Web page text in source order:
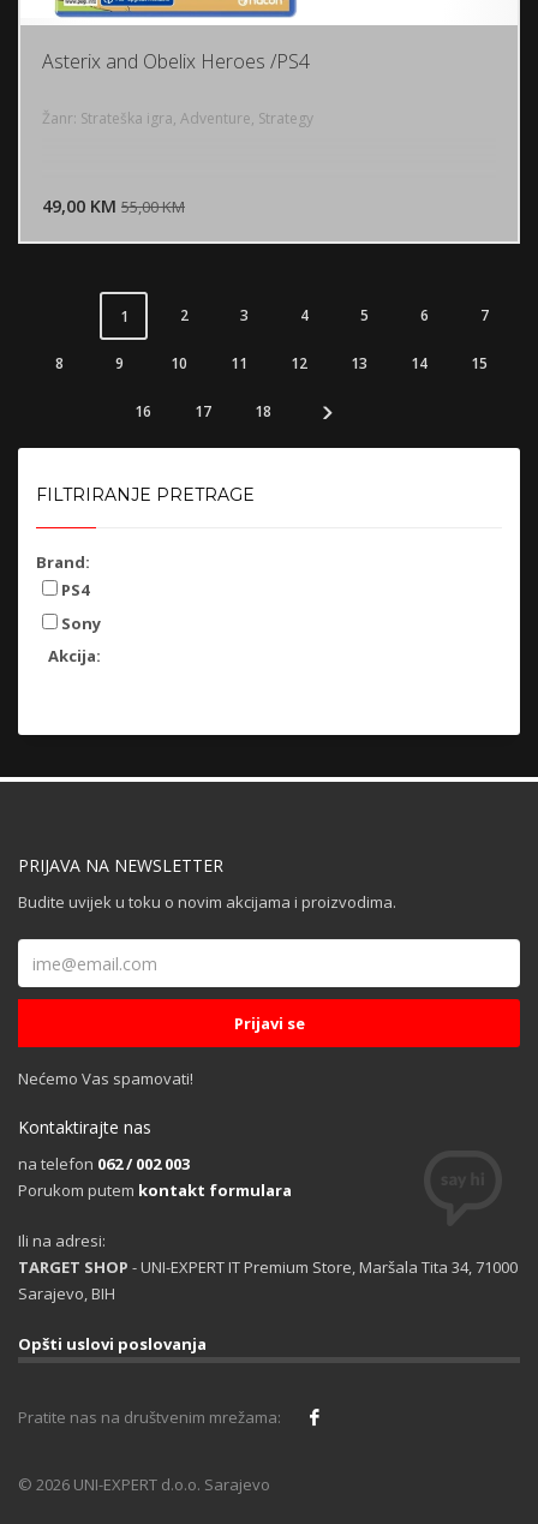
Asterix and Obelix Heroes /PS4
Žanr: Strateška igra, Adventure, Strategy
49,00 KM 55,00 KM
1 2 3 4 5 6 7
8 9 10 11 12 13 14 15
16 17 18
FILTRIRANJE PRETRAGE
Brand:
PS4
Sony
Akcija:
PRIJAVA NA NEWSLETTER
Budite uvijek u toku o novim akcijama i proizvodima.
Nećemo Vas spamovati!
Kontaktirajte nas
na telefon 062 / 002 003
Porukom putem kontakt formulara
Ili na adresi:
TARGET SHOP - UNI-EXPERT IT Premium Store, Maršala Tita 34, 71000
Sarajevo, BIH
Opšti uslovi poslovanja
Pratite nas na društvenim mrežama:
© 2026 UNI-EXPERT d.o.o. Sarajevo